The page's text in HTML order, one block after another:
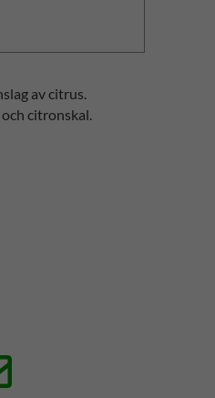
av citrus.
citronskal.